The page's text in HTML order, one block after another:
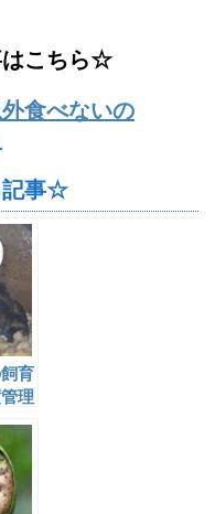
はこちら☆
食べないの
記事☆
育
理